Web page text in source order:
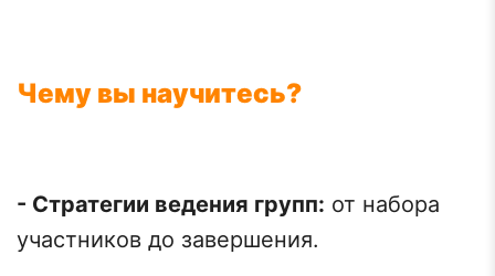
Чему вы научитесь?
- Стратегии ведения групп: от набора
участников до завершения.